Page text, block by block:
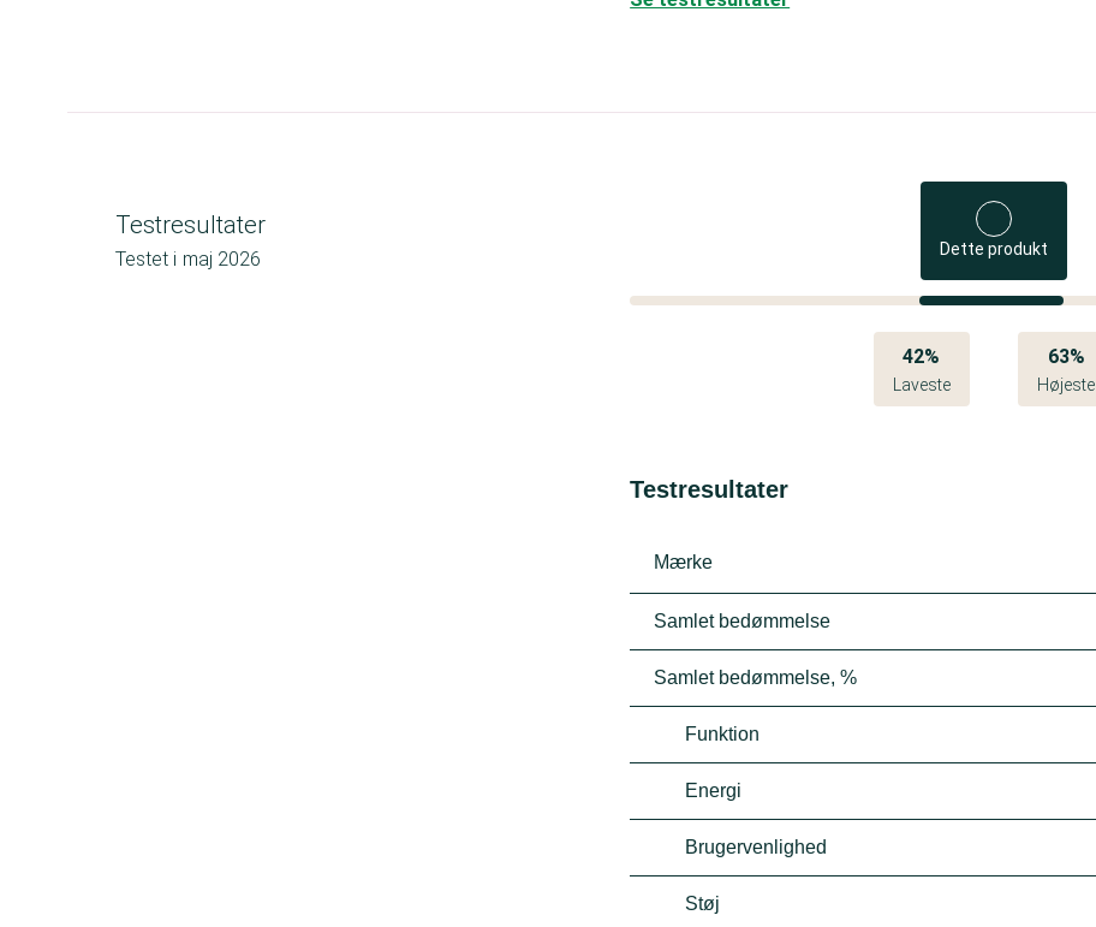
Testresultater
Testet i maj 2026 Dette produkt
42%
Laveste
63%
Højeste
Testresultater
Mærke
Samlet bedømmelse
Samlet bedømmelse, %
Funktion
Energi
Brugervenlighed
Støj